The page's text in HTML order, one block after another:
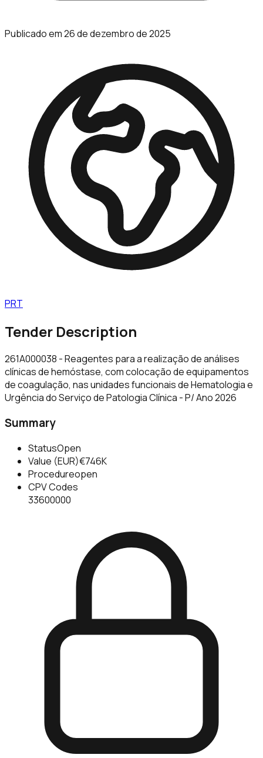
Publicado em26 de dezembro de 2025
PRT
Tender Description
261A000038 - Reagentes para a realização de análises
clínicas de hemóstase, com colocação de equipamentos
de coagulação, nas unidades funcionais de Hematologia e
Urgência do Serviço de Patologia Clínica - P/ Ano 2026
Summary
StatusOpen
Value (EUR)€746K
Procedureopen
CPV Codes
33600000